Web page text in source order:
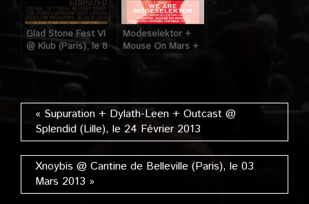
Glad Stone Fest VI
@ Klub (Paris), le 8
Modeselektor +
Mouse On Mars +
Siriusmo @
« Supuration + Dylath-Leen + Outcast @
Splendid (Lille), le 24 Février 2013
Xnoybis @ Cantine de Belleville (Paris), le 03
Mars 2013 »